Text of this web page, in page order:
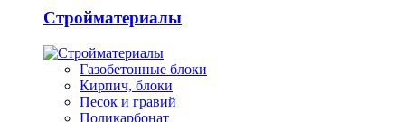
Стройматериалы
Газобетонные блоки
Кирпич, блоки
Песок и гравий
Поликарбонат